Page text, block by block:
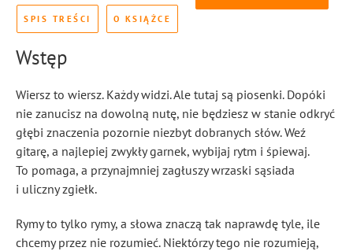
SPIS TREŚCI O KSIĄŻCE
Wstęp
Wiersz to wiersz. Każdy widzi. Ale tutaj są piosenki. Dopóki
nie zanucisz na dowolną nutę, nie będziesz w stanie odkryć
głębi znaczenia pozornie niezbyt dobranych słów. Weź
gitarę, a najlepiej zwykły garnek, wybijaj rytm i śpiewaj.
To pomaga, a przynajmniej zagłuszy wrzaski sąsiada
i uliczny zgiełk.
Rymy to tylko rymy, a słowa znaczą tak naprawdę tyle, ile
chcemy przez nie rozumieć. Niektórzy tego nie rozumieją,